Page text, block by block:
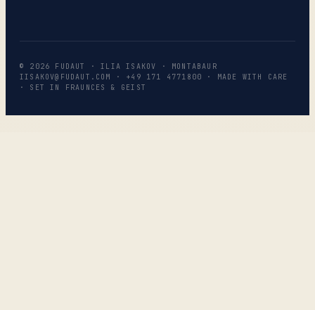
© 2026 FUDAUT · ILIA ISAKOV · MONTABAUR
IISAKOV@FUDAUT.COM
· +49 171 4771800
· MADE WITH CARE
· SET IN FRAUNCES & GEIST